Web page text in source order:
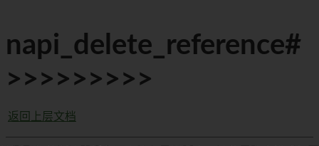
napi_delete_reference#
>>>>>>>>>
返回上层文档